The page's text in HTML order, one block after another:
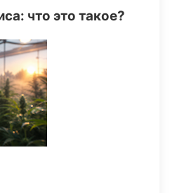
что это такое?